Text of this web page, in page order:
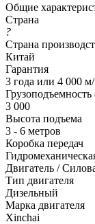
Общие
Страна
?
Страна
Китай
Гарантия
3 года или 4 000
Грузоподъемность
3 000
Высота подъема
3 - 6 метров
Коробка передач
Двигатель /
Тип двигателя
Дизельный
Марка двигателя
Xinchai